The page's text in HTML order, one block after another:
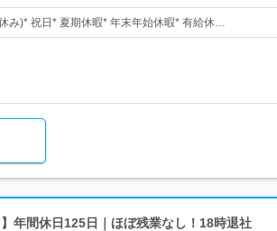
み)* 祝日* 夏期休暇* 年末年始休暇* 有給休…
年間休日125日｜ほぼ残業なし！18時退社